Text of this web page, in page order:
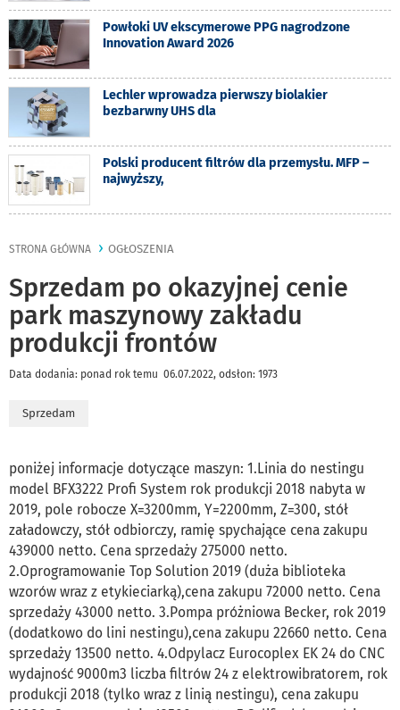
Powłoki UV ekscymerowe PPG nagrodzone
Innovation Award 2026
Lechler wprowadza pierwszy biolakier
bezbarwny UHS dla
Polski producent filtrów dla przemysłu. MFP –
najwyższy,
STRONA GŁÓWNA OGŁOSZENIA
Sprzedam po okazyjnej cenie
park maszynowy zakładu
produkcji frontów
Data dodania: ponad rok temu 06.07.2022, odsłon: 1973
Sprzedam
poniżej informacje dotyczące maszyn: 1.Linia do nestingu
model BFX3222 Profi System rok produkcji 2018 nabyta w
2019, pole robocze X=3200mm, Y=2200mm, Z=300, stół
załadowczy, stół odbiorczy, ramię spychające cena zakupu
439000 netto. Cena sprzedaży 275000 netto.
2.Oprogramowanie Top Solution 2019 (duża biblioteka
wzorów wraz z etykieciarką),cena zakupu 72000 netto. Cena
sprzedaży 43000 netto. 3.Pompa próżniowa Becker, rok 2019
(dodatkowo do lini nestingu),cena zakupu 22660 netto. Cena
sprzedaży 13500 netto. 4.Odpylacz Eurocoplex EK 24 do CNC
wydajność 9000m3 liczba filtrów 24 z elektrowibratorem, rok
produkcji 2018 (tylko wraz z linią nestingu), cena zakupu